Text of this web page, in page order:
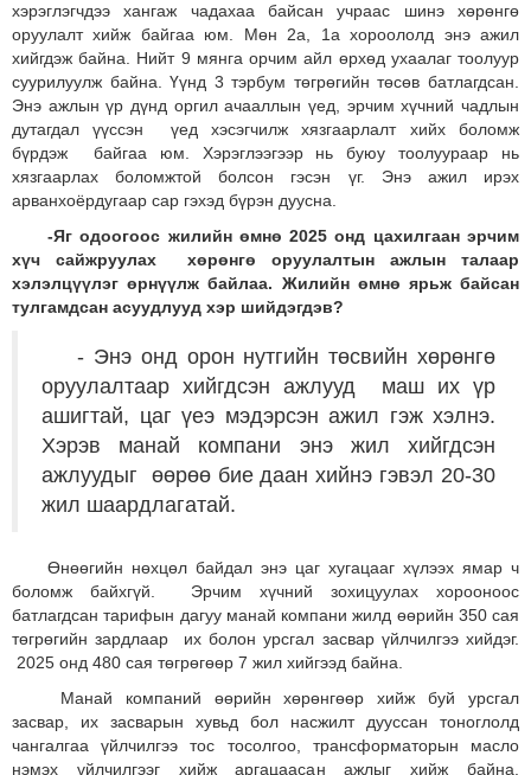
хэрэглэгчдээ хангаж чадахаа байсан учраас шинэ хөрөнгө
оруулалт хийж байгаа юм. Мөн 2а, 1а хороололд энэ ажил
хийгдэж байна. Нийт 9 мянга орчим айл өрхөд ухаалаг тоолуур
суурилуулж байна. Үүнд 3 тэрбум төгрөгийн төсөв батлагдсан.
Энэ ажлын үр дүнд оргил ачааллын үед, эрчим хүчний чадлын
дутагдал үүссэн үед хэсэгчилж хязгаарлалт хийх боломж
бүрдэж байгаа юм. Хэрэглээгээр нь буюу тоолуураар нь
хязгаарлах боломжтой болсон гэсэн үг. Энэ ажил ирэх
арванхоёрдугаар сар гэхэд бүрэн дуусна.
-Яг одоогоос жилийн өмнө 2025 онд цахилгаан эрчим
хүч сайжруулах хөрөнгө оруулалтын ажлын талаар
хэлэлцүүлэг өрнүүлж байлаа. Жилийн өмнө ярьж байсан
тулгамдсан асуудлууд хэр шийдэгдэв?
- Энэ онд орон нутгийн төсвийн хөрөнгө
оруулалтаар хийгдсэн ажлууд маш их үр
ашигтай, цаг үеэ мэдэрсэн ажил гэж хэлнэ.
Хэрэв манай компани энэ жил хийгдсэн
ажлуудыг өөрөө бие даан хийнэ гэвэл 20-30
жил шаардлагатай.
Өнөөгийн нөхцөл байдал энэ цаг хугацааг хүлээх ямар ч
боломж байхгүй. Эрчим хүчний зохицуулах хорооноос
батлагдсан тарифын дагуу манай компани жилд өөрийн 350 сая
төгрөгийн зардлаар их болон урсгал засвар үйлчилгээ хийдэг.
2025 онд 480 сая төгрөгөөр 7 жил хийгээд байна.
Манай компаний өөрийн хөрөнгөөр хийж буй урсгал
засвар, их засварын хувьд бол насжилт дууссан тоноглолд
чангалгаа үйлчилгээ тос тосолгоо, трансформаторын масло
нэмэх үйлчилгээг хийж аргацаасан ажлыг хийж байна.